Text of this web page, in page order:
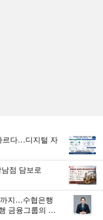
르다…디지털 자
점 담보로
지…수협은행
금융그룹의 꿈